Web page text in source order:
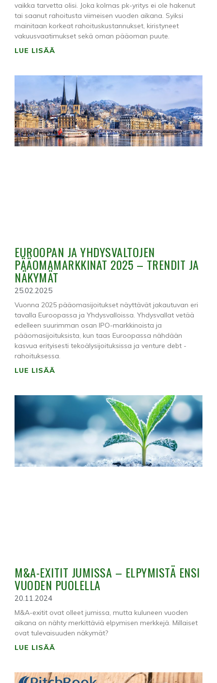
vaikka tarvetta olisi. Joka kolmas pk-yritys ei ole hakenut
tai saanut rahoitusta viimeisen vuoden aikana. Syiksi
mainitaan korkeat rahoituskustannukset, kiristyneet
vakuusvaatimukset sekä oman pääoman puute.
LUE LISÄÄ
EUROOPAN JA YHDYSVALTOJEN
PÄÄOMAMARKKINAT 2025 – TRENDIT JA
NÄKYMÄT
25.02.2025
Vuonna 2025 pääomasijoitukset näyttävät jakautuvan eri
tavalla Euroopassa ja Yhdysvalloissa. Yhdysvallat vetää
edelleen suurimman osan IPO-markkinoista ja
pääomasijoituksista, kun taas Euroopassa nähdään
kasvua erityisesti tekoälysijoituksissa ja venture debt -
rahoituksessa.
LUE LISÄÄ
M&A-EXITIT JUMISSA – ELPYMISTÄ ENSI
VUODEN PUOLELLA
20.11.2024
M&A-exitit ovat olleet jumissa, mutta kuluneen vuoden
aikana on nähty merkittäviä elpymisen merkkejä. Millaiset
ovat tulevaisuuden näkymät?
LUE LISÄÄ